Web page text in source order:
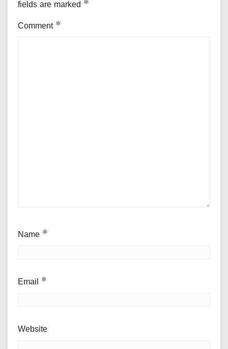
fields are marked *
Comment *
Name *
Email *
Website